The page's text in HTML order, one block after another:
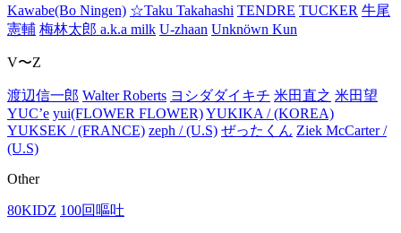
Kawabe(Bo Ningen) ☆Taku Takahashi TENDRE TUCKER 牛尾
憲輔 梅林太郎 a.k.a milk U-zhaan Unknöwn Kun
V〜Z
渡辺信一郎 Walter Roberts ヨシダダイキチ 米田直之 米田望
YUC’e yui(FLOWER FLOWER)YUKIKA / (KOREA)
YUKSEK / (FRANCE) zeph / (U.S) ぜったくん Ziek McCarter /
(U.S)
Other
80KIDZ 100回嘔吐